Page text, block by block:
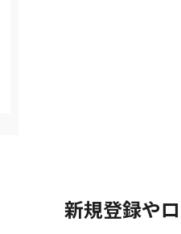
新規登録や